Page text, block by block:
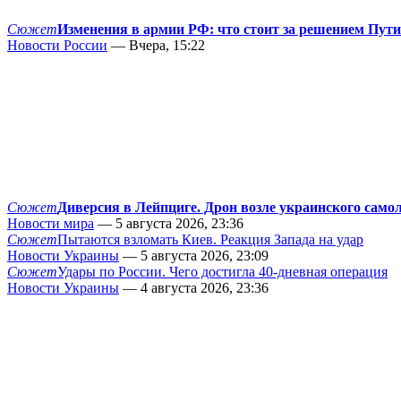
СюжетИзменения в армии РФ: что стоит за решением
Новости России — Вчера, 15:22
СюжетДиверсия в Лейпциге. Дрон возле украинского
Новости мира — 5 августа 2026, 23:36
СюжетПытаются взломать Киев. Реакция Запада на удар
Новости Украины — 5 августа 2026, 23:09
СюжетУдары по России. Чего достигла 40-дневная операция
Новости Украины — 4 августа 2026, 23:36